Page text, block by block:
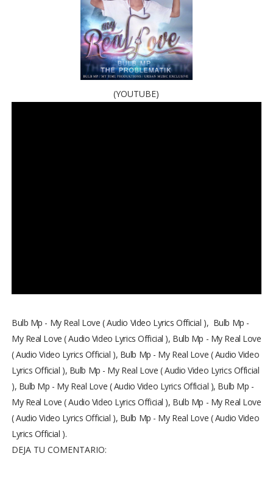
(YOUTUBE)
Bulb Mp - My Real Love ( Audio Video Lyrics Official ), Bulb Mp -
My Real Love ( Audio Video Lyrics Official ), Bulb Mp - My Real Love
( Audio Video Lyrics Official ), Bulb Mp - My Real Love ( Audio Video
Lyrics Official ), Bulb Mp - My Real Love ( Audio Video Lyrics Official
), Bulb Mp - My Real Love ( Audio Video Lyrics Official ), Bulb Mp -
My Real Love ( Audio Video Lyrics Official ), Bulb Mp - My Real Love
( Audio Video Lyrics Official ), Bulb Mp - My Real Love ( Audio Video
Lyrics Official ).
DEJA TU COMENTARIO: